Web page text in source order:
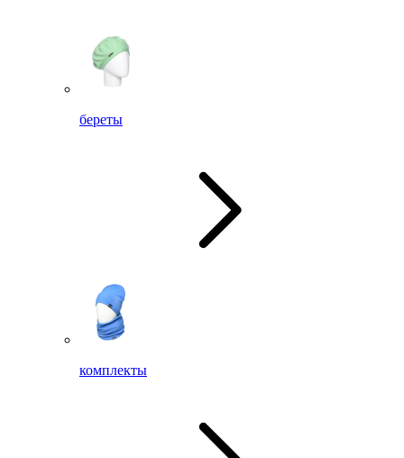
береты
комплекты